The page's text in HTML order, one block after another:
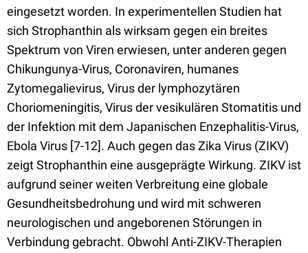
eingesetzt worden. In experimentellen Studien hat
sich Strophanthin als wirksam gegen ein breites
Spektrum von Viren erwiesen, unter anderen gegen
Chikungunya-Virus, Coronaviren, humanes
Zytomegalievirus, Virus der lymphozytären
Choriomeningitis, Virus der vesikulären Stomatitis und
der Infektion mit dem Japanischen Enzephalitis-Virus,
Ebola Virus [7-12]. Auch gegen das Zika Virus (ZIKV)
zeigt Strophanthin eine ausgeprägte Wirkung. ZIKV ist
aufgrund seiner weiten Verbreitung eine globale
Gesundheitsbedrohung und wird mit schweren
neurologischen und angeborenen Störungen in
Verbindung gebracht. Obwohl Anti-ZIKV-Therapien